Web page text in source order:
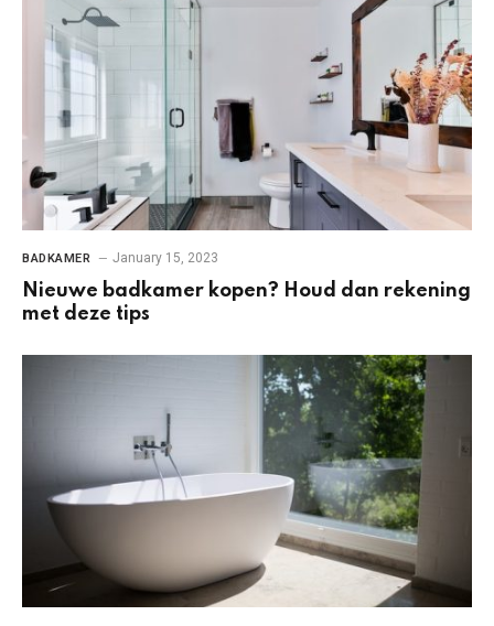
BADKAMER January 15, 2023
Nieuwe badkamer kopen? Houd dan rekening
met deze tips